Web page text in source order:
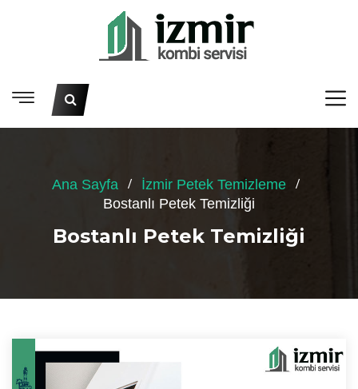
Ana Sayfa
İzmir Petek Temizleme
Bostanlı Petek Temizliği
Bostanlı Petek Temizliği